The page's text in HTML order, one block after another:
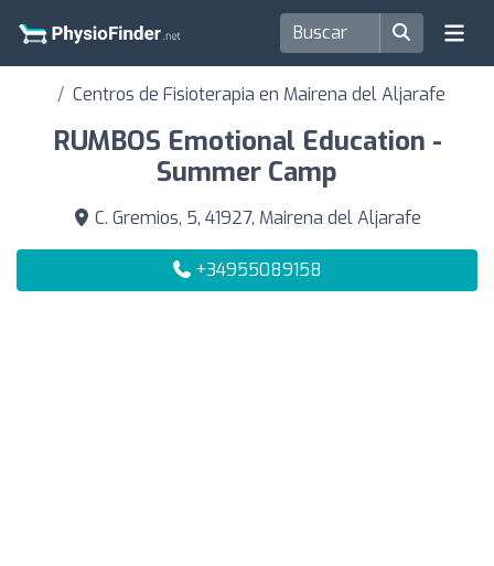
Centros de Fisioterapia en Mairena del Aljarafe
RUMBOS Emotional Education -
Summer Camp
C. Gremios, 5, 41927, Mairena del Aljarafe
+34955089158